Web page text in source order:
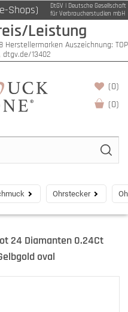
Shops)
DtGV | Deutsche Gesellschaft
für Verbraucherstudien mbH
Leistung
Herstellermarken Auszeichnung: TOP
dtgv.de/13402
(0)
(0)
Ohrstecker
24 Diamanten 0.24Ct
oval